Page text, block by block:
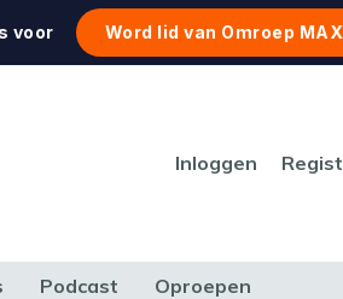
voor Word lid van Omroep MAX
Inloggen
Podcast Oproepen